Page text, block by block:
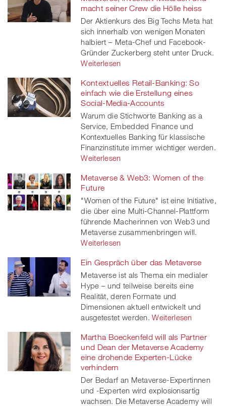
macht seiner Crew die Hölle heiss
Der Aktienkurs des Big Techs Meta hat
sich innerhalb von wenigen Monaten
halbiert – Meta-Chef und Facebook-
Gründer Zuckerberg steht unter Druck.
Weiterlesen
Kontextuelles Retail-Banking: So
einfach wie die Erstellung eines
Social-Media-Accounts
Warum die Stichworte Banking as a
Service, Embedded Finance und
Kontextuelles Banking für klassische
Finanzinstitute immer wichtiger werden.
Weiterlesen
Metaverse & Web3: Women of the
Future
"Women of the Future" ist eine Initiative,
die über eine Multi-Channel-Plattform
führende Macherinnen von Web3 und
Metaverse zusammenbringen will.
Weiterlesen
Ein Gespräch über das Metaverse
Metaverse ist als Thema ein medialer
Hype – und teilweise bereits eine
Realität, deren Formate und
Dimensionen aktuell entwickelt und
ausgetestet werden. Weiterlesen
Martha Boeckenfeld will als Partner
und Dean der Metaverse Academy
eine drohende Experten-Lücke
verhindern
Der Bedarf an Metaverse-Expertinnen
und -Experten wird explosionsartig
wachsen. Die Metaverse Academy will